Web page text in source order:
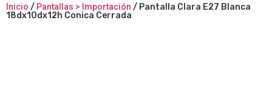
Inicio / Pantallas > Importación / Pantalla Clara E27 Blanca
18dx10dx12h Conica Cerrada